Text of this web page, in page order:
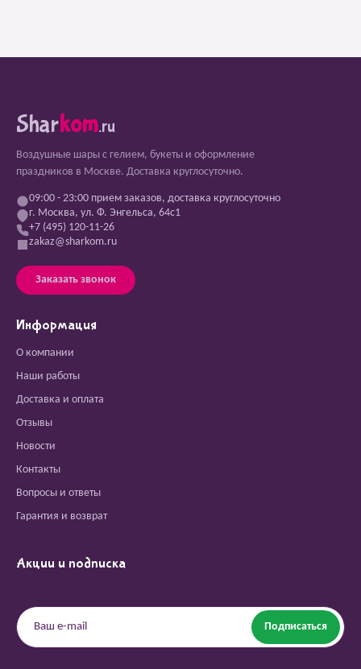
Sharkom.ru
Воздушные шары с гелием, букеты и оформление
праздников в Москве. Доставка круглосуточно.
09:00 - 23:00 прием заказов, доставка круглосуточно
г. Москва, ул. Ф. Энгельса, 64с1
+7 (495) 120-11-26
zakaz@sharkom.ru
Заказать звонок
Информация
О компании
Наши работы
Доставка и оплата
Отзывы
Новости
Контакты
Вопросы и ответы
Гарантия и возврат
Акции и подписка
Подписаться